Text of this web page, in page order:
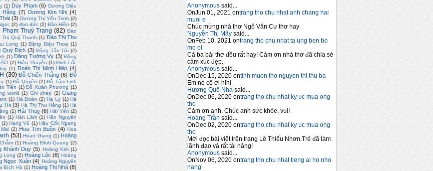
Anonymous said...
OnJun 01, 2021 ontrang tho chu nhat anh chang hai
muoi e
Chúc mừng nhà thơ Ngô Văn Cư thơ hay
Nguyễn Thị Mây said...
OnFeb 10, 2021 ontrang tho chu nhat ta ung ben bo
mo oi
Cả ba bài thơ đều rất hay! Cám ơn nhà thơ đã chia sẻ
cảm xúc đẹp.
Anonymous said...
OnDec 15, 2020 ontinh muon tho nguyen thi thu ba
Em nè cô ơi hihi
Hương Quê Nhà said...
OnDec 06, 2020 ontrang tho chu nhat ky uc mua ong
tho
Cảm ơn anh. Chúc anh sức khỏe, vui!
Hoàng Trần said...
OnDec 02, 2020 ontrang tho chu nhat ky uc mua ong
tho
Mới đọc bài viết trên trang Lê Thiếu Nhơn.Trẻ đã làm
lãnh đạo và rất tài năng!
Anonymous said...
OnNov 06, 2020 ontrang tho chu nhat tieng ai ho nho
nang
(1) Duy Phạm (6) Dương Diệu
Hằng (7) Dương Kim Nhi (4)
(3) Dương Thị Yến Trinh (2)
(2) đạo đức (2) Đào Hiền (2)
Thuỳ Trang (82) Đào
Thị Quý Thanh (1) Đào Thị Thu
Long (1) Đặng Diệu Thoa (1)
Quý Địch (3) Đặng Tấn Tới (2)
(1) Đặng Tường Vy (3) Đặng
(2) Điêu Thuyền (1) Đinh Lốc
(1) Đoàn Thị Minh Hiệp (4)
(30) Đỗ Chiến Thắng (6) Đỗ
(1) Đỗ Quyên (2) Đỗ Tâm Linh
Tiến (1) Đỗ Xuân Phương (1)
world (1) Ghi chép (2) Giang
(1) Hà Đoàn (2) Hạ Ly (1) Hà
Thi (3) Hà Thị Thu Hằng (1) Hà
(1) Hải Thuỵ (6) Hải Yến (2)
(1) Hàn Lâm (1) Hãn Nguyên
(1) Hạng Vũ (1) Hậu Cốc Ngang
(2) Hoa Tím Buồn (4) Hoa
(53) Hoan Giang (1) Hoàng
(1) Hoàng Đình Quang (2)
Khánh Duy (5) Hoàng Kim (1)
Long (2) Hoàng Lộc (8) Hoàng
Ngọc Xuân (4) Hoàng Nguyên
Bích Hà (1) Hoàng Thị Nhã (8)